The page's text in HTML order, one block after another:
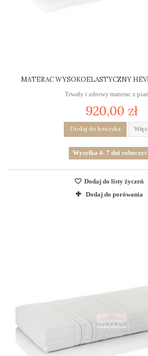
MATERAC WYSOKOELASTYCZNY
Trwały i zdrowy materac z
920,00 zł
Dodaj do koszyka
Wysyłka 4- 7 dni
Dodaj do listy życzeń
Dodaj do porówania